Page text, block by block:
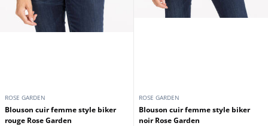
ROSE GARDEN
Blouson cuir femme style biker
rouge Rose Garden
ROSE GARDEN
Blouson cuir femme style biker
noir Rose Garden